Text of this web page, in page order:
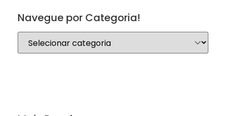
Navegue por Categoria!